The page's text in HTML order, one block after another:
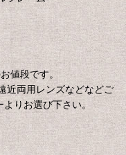
値段です。
近両用レンズなどなどご
りお選び下さい。